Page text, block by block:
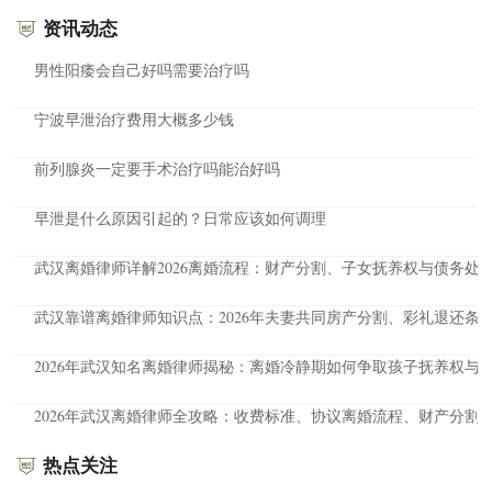
资讯动态
男性阳痿会自己好吗需要治疗吗
宁波早泄治疗费用大概多少钱
前列腺炎一定要手术治疗吗能治好吗
早泄是什么原因引起的？日常应该如何调理
武汉离婚律师详解2026离婚流程：财产分割、子女抚养权与债务处
武汉靠谱离婚律师知识点：2026年夫妻共同房产分割、彩礼退还条
2026年武汉知名离婚律师揭秘：离婚冷静期如何争取孩子抚养权与
2026年武汉离婚律师全攻略：收费标准、协议离婚流程、财产分割
热点关注